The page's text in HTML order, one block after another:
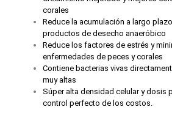
corales
Reduce la acumulación a largo
productos de desecho anaeróbico
Reduce los factores de estrés y
enfermedades de peces y corales
Contiene bacterias vivas
muy altas
Súper alta densidad celular y dosis
control perfecto de los costos.